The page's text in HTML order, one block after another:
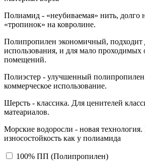
Полиамид - «неубиваемая» нить, долго
«тропинок» на ковролине.
Полипропилен экономичный, подходит
использования, и для мало
помещений.
Полиэстер - улучшенный
коммерческое использование.
Шерсть - классика. Для ценителей
матеариалов.
Морские водоросли - новая
износостойкость как у полиамида
100% ПП (Полипропилен)